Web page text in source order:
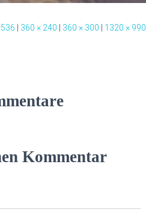
360 × 240 360 × 300 1320 × 990
Kommentar